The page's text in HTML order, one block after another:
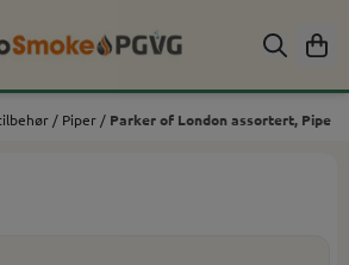
/ Piper / Parker of London assortert, Pipe